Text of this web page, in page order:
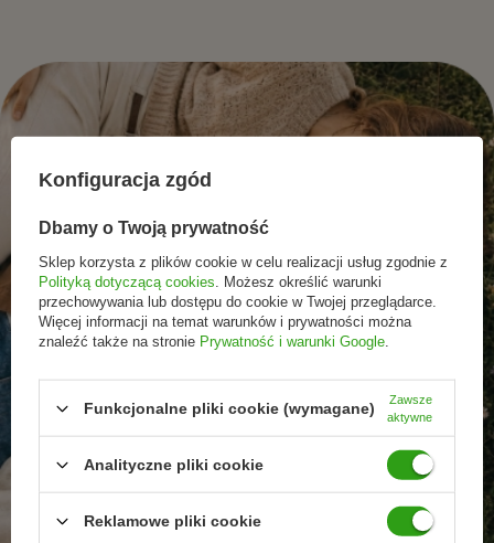
Rezygnacja w każdej
Konfiguracja zgód
Dbamy o Twoją prywatność
Sklep korzysta z plików cookie w celu realizacji usług zgodnie z
Polityką dotyczącą cookies . Możesz określić warunki
przechowywania lub dostępu do cookie w Twojej przeglądarce.
Więcej informacji na temat warunków i prywatności można
znaleźć także na stronie Prywatność i warunki Google
Funkcjonalne pliki cookie (wymagane)
Zawsze
aktywne
Analityczne pliki cookie
Reklamowe pliki cookie